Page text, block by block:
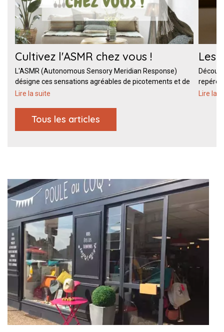
Cultivez l'ASMR chez vous !
L'ASMR (Autonomous Sensory Meridian Response)
désigne ces sensations agréables de picotements et de
relaxation p [...]
Lire la suite
Les
nobles,
Lire la
Tous les articles